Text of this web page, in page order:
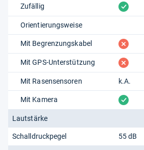
Zufällig vorhanden
Orientierungsweise
Mit Begrenzungskabel fehlt
Mit GPS-Unterstützung fehlt
Mit Rasensensoren k.A.
Mit Kamera vorhanden
Lautstärke
Schalldruckpegel 55 dB